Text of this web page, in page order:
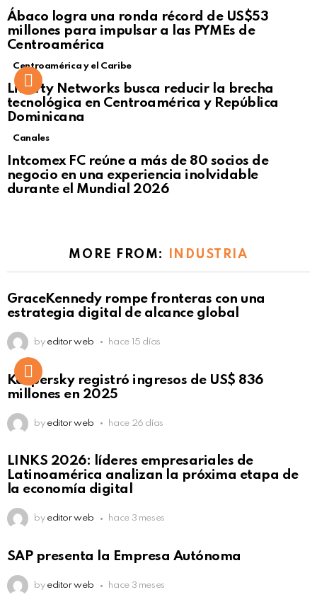
Not Safe For Work
Click to view this post
Ábaco logra una ronda récord de US$53
millones para impulsar a las PYMEs de
Centroamérica
Centroamérica y el Caribe
Liberty Networks busca reducir la brecha
tecnológica en Centroamérica y República
Dominicana
Canales
Intcomex FC reúne a más de 80 socios de
negocio en una experiencia inolvidable
durante el Mundial 2026
MORE FROM: INDUSTRIA
GraceKennedy rompe fronteras con una
estrategia digital de alcance global
by editor web hace 15 días
Kaspersky registró ingresos de US$ 836
millones en 2025
by editor web hace 26 días
LINKS 2026: líderes empresariales de
Latinoamérica analizan la próxima etapa de
la economía digital
by editor web hace 3 meses
SAP presenta la Empresa Autónoma
by editor web hace 3 meses